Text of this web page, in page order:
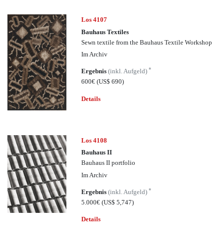
Los 4107
Bauhaus Textiles
Sewn textile from the Bauhaus Textile Workshop
Im Archiv
Ergebnis(inkl. Aufgeld)*
600€(US$ 690)
Details
Los 4108
Bauhaus II
Bauhaus II portfolio
Im Archiv
Ergebnis(inkl. Aufgeld)*
5.000€(US$ 5,747)
Details